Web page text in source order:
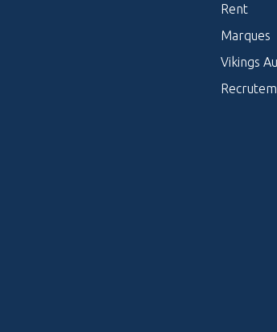
Rent
Marques
Vikings